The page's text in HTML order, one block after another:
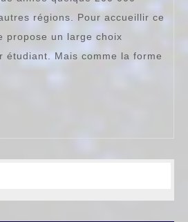
régions. Pour accueillir ce
propose un large choix
étudiant. Mais comme la forme